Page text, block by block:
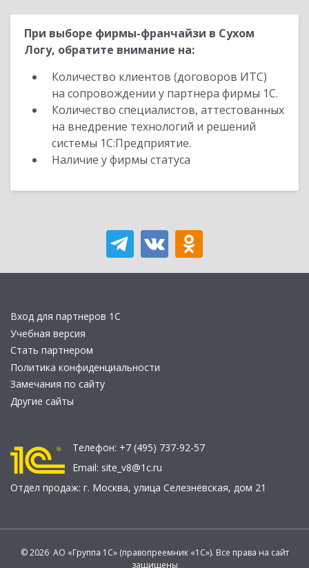
При выборе фирмы-франчайзи в Сухом
Логу, обратите внимание на:
Количество клиентов (договоров ИТС)
на сопровождении у партнера фирмы 1С.
Количество специалистов, аттестованных
на внедрение технологий и решений
системы 1С:Предприятие.
Наличие у фирмы статуса
Вход для партнеров 1С
Учебная версия
Стать партнером
Политика конфиденциальности
Замечания по сайту
Другие сайты
Телефон: +7 (495) 737-92-57
Email: site_v8@1c.ru
Отдел продаж: г. Москва, улица Селезнёвская, дом 21
© 2026 АО «Группа 1С» (правопреемник «1С»). Все права на сайт
защищены